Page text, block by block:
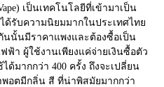
เป็นเทคโนโลยีที่เข้ามาเป็น
ด้รับความนิยมมากในประเทศไทย
นั้นมีราคาแพงและต้องซื้อเป็น
ฟ้า ผู้ใช้งานเพียงแค่จ่ายเงินซื้อตัว
ด้มากกว่า 400 ครั้ง ถึงจะเปลี่ยน
อตมีกลิ่น สี ที่น่าพิสมัยมากกว่า